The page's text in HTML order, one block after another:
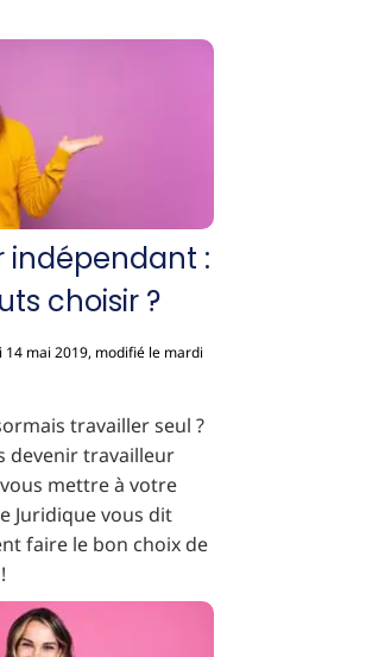
indépendant :
choisir ?
mai 2019, modifié le mardi
travailler seul ?
devenir travailleur
mettre à votre
Juridique vous dit
faire le bon choix de